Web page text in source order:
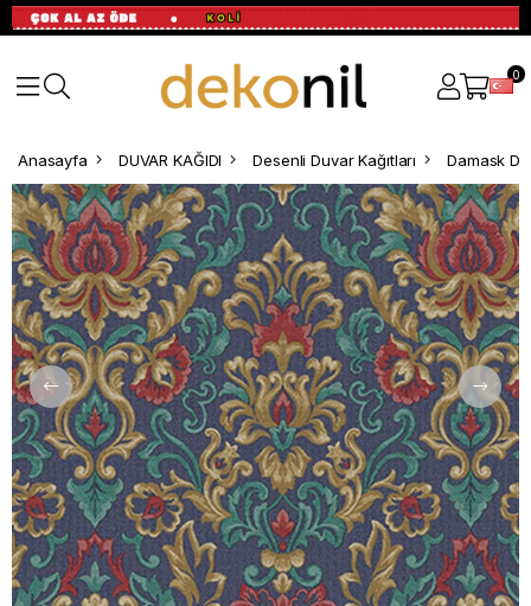
0
Anasayfa DUVAR KAĞIDI Desenli Duvar Kağıtları Damask